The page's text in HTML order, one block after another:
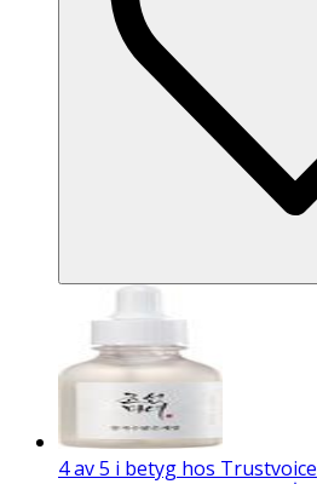
4 av 5 i betyg hos Trustvoice